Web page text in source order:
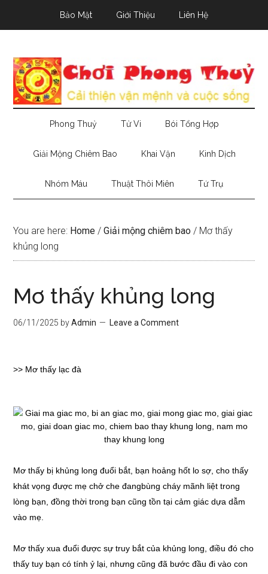
Bảo Mật Giới Thiệu Liên Hệ
Phong Thuỷ Tử Vi Bói Tổng Hợp
Giải Mộng Chiêm Bao Khai Vận Kinh Dịch
Nhóm Máu Thuật Thôi Miên Tứ Trụ
You are here: Home / Giải mộng chiêm bao / Mơ thấy
khủng long
Mơ thấy khủng long
06/11/2025 byAdmin Leave a Comment
>> Mơ thấy lạc đà
Mơ thấy bị khủng long đuổi bắt, bạn hoảng hốt lo sợ, cho thấy
khát vọng được mẹ chở che đangbùng cháy mãnh liệt trong
lòng bạn, đồng thời trong bạn cũng tồn tại cảm giác dựa dẫm
vào mẹ.
Mơ thấy xua đuổi được sự truy bắt của khủng long, điều đó cho
thấy tuy bạn có tính ỷ lại, nhưng cũng đã bước đầu đi vào con